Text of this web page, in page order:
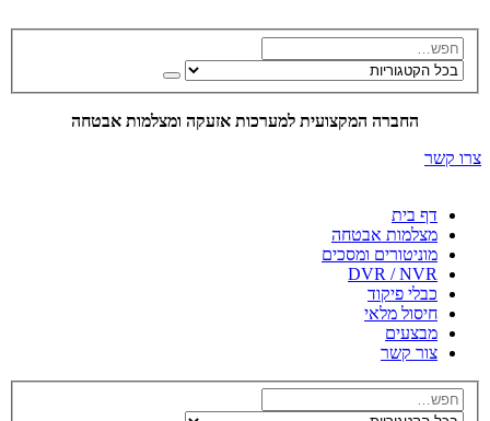
החברה המקצועית למערכות אזעקה ומצלמות אבטחה
צרו קשר
דף בית
מצלמות אבטחה
מוניטורים ומסכים
DVR / NVR
כבלי פיקוד
חיסול מלאי
מבצעים
צור קשר